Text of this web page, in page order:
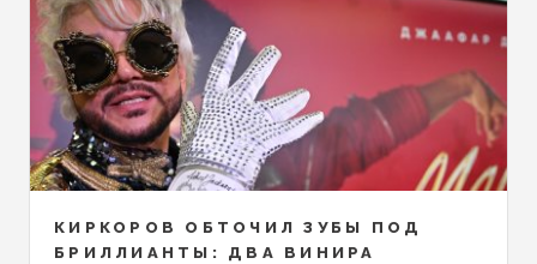
КИРКОРОВ ОБТОЧИЛ ЗУБЫ ПОД
БРИЛЛИАНТЫ: ДВА ВИНИРА